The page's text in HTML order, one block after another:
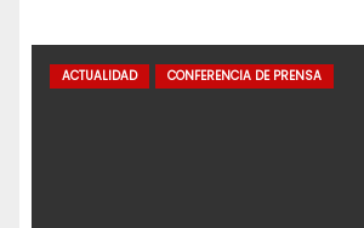
ACTUALIDAD CONFERENCIA DE PRENSA